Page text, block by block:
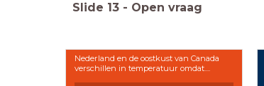
Slide 13 - Open vraag
Nederland en de oostkust van Canada
verschillen in temperatuur omdat....